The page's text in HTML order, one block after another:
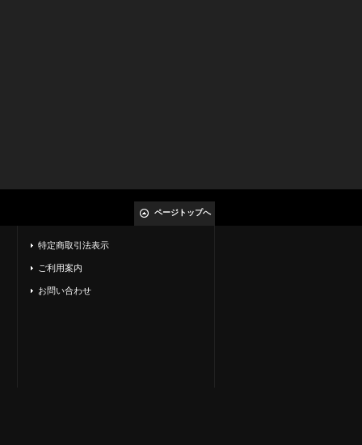
ページトップへ
特定商取引法表示
ご利用案内
お問い合わせ